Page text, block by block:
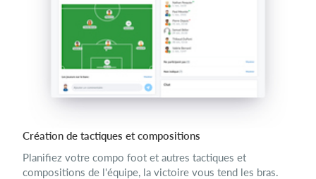
Création de tactiques et compositions
Planifiez votre compo foot et autres tactiques et
compositions de l'équipe, la victoire vous tend les bras.